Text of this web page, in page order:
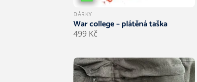
DÁRKY
War college – plátěná taška
499 Kč